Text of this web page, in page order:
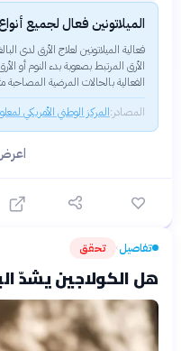
الميلاتونين فعال لجميع
فعالية الميلاتونين لعلاج الأرق لدى
الأرق المرتبط بصعوبة بدء النوم أو
الفعالية بالحالات المرضية
المصادر:المركز الوطني الأمريكي
اعرض
تفاصيل› تحقق
هل الكولاجين يشدّ